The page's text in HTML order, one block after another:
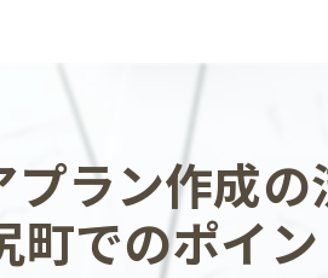
ラン作成
町でのポイン